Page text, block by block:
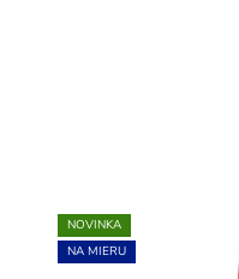
NOVINKA
NA MIERU